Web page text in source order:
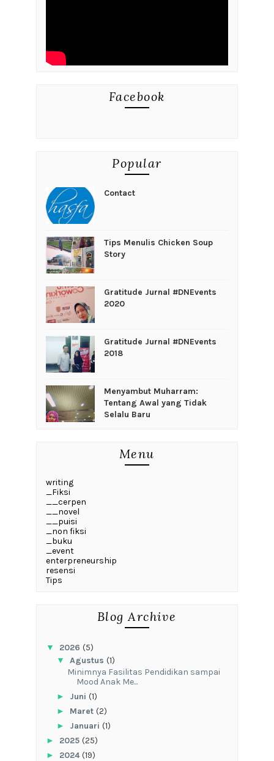
Facebook
Popular
Contact
Tips Menulis Chicken Soup
Story
Gratitude Jurnal #DNEvents
2020
Gratitude Jurnal #DNEvents
2018
Menyambut Muharram:
Tentang Awal yang Tidak
Selalu Baru
Menu
writing
_Fiksi
__cerpen
__novel
__puisi
_non fiksi
_buku
_event
enterpreneurship
resensi
Tips
Blog Archive
▼ 2026 (5)
▼ Agustus (1)
‎Minimnya Fasilitas Pendidikan sampai
Mood Anak Me...
► Juni (1)
► Maret (2)
► Januari (1)
► 2025 (25)
► 2024(19)